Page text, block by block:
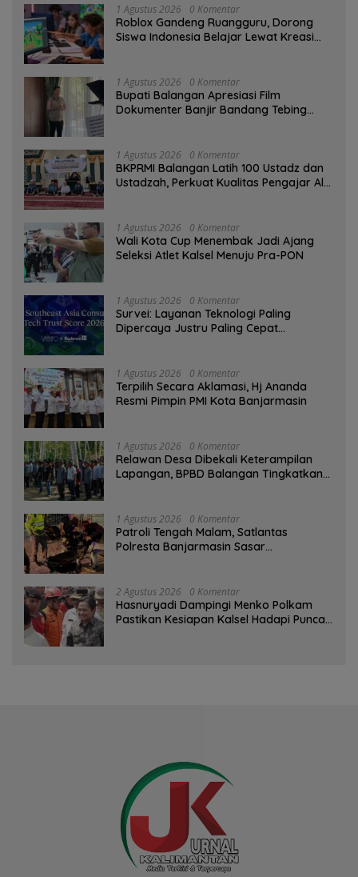
1 Agustus 2026 0 Komentar
Roblox Gandeng Ruangguru, Dorong
Siswa Indonesia Belajar Lewat Kreasi
1 Agustus 2026 0 Komentar
Bupati Balangan Apresiasi Film
Dokumenter Banjir Bandang Tebing
1 Agustus 2026 0 Komentar
BKPRMI Balangan Latih 100 Ustadz dan
Ustadzah, Perkuat Kualitas Pengajar Al-
1 Agustus 2026 0 Komentar
Wali Kota Cup Menembak Jadi Ajang
Seleksi Atlet Kalsel Menuju Pra-PON
1 Agustus 2026 0 Komentar
Survei: Layanan Teknologi Paling
Dipercaya Justru Paling Cepat
1 Agustus 2026 0 Komentar
‎Terpilih Secara Aklamasi, Hj Ananda
Resmi Pimpin PMI Kota Banjarmasin
1 Agustus 2026 0 Komentar
Relawan Desa Dibekali Keterampilan
Lapangan, BPBD Balangan Tingkatkan
1 Agustus 2026 0 Komentar
Patroli Tengah Malam, Satlantas
Polresta Banjarmasin Sasar
2 Agustus 2026 0 Komentar
Hasnuryadi Dampingi Menko Polkam
Pastikan Kesiapan Kalsel Hadapi Puncak